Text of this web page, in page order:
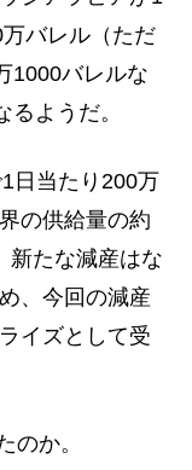
バレル（ただ
1000バレルな
ようだ。
日当たり200万
の供給量の約
新たな減産はな
、今回の減産
イズとして受
か。